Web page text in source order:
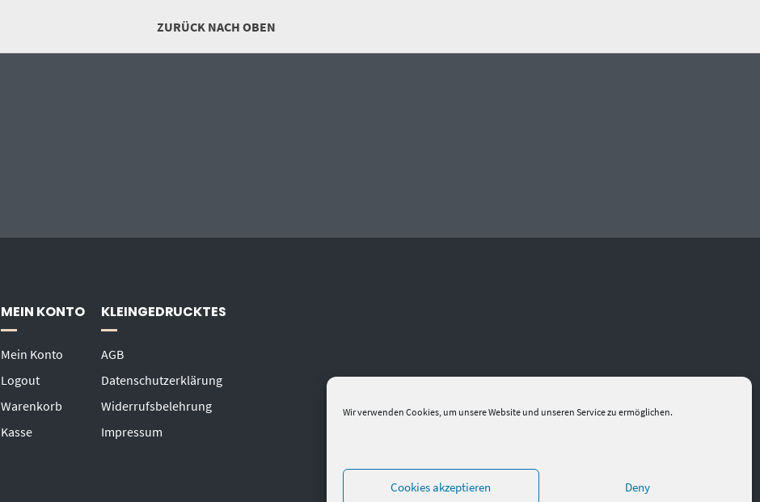
Wir verwenden Cookies, um unsere Website und unseren Service zu ermöglichen.
Cookies akzeptieren Deny
ZURÜCK NACH OBEN
MEIN KONTO
Mein Konto
Logout
Warenkorb
Kasse
KLEINGEDRUCKTES
AGB
Datenschutzerklärung
Widerrufsbelehrung
Impressum